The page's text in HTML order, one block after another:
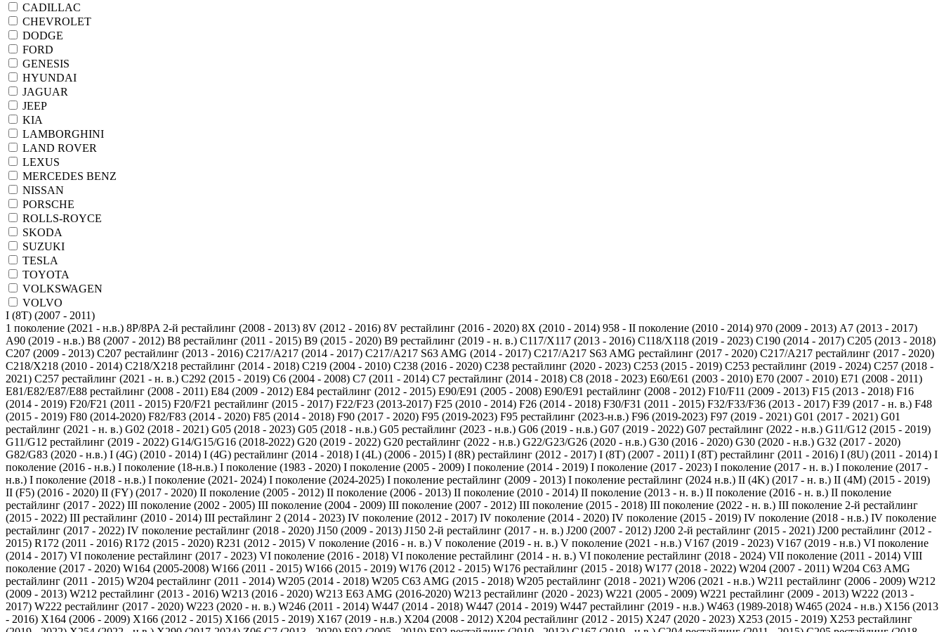
CADILLAC
CHEVROLET
DODGE
FORD
GENESIS
HYUNDAI
JAGUAR
JEEP
KIA
LAMBORGHINI
LAND ROVER
LEXUS
MERCEDES BENZ
NISSAN
PORSCHE
ROLLS-ROYCE
SKODA
SUZUKI
TESLA
TOYOTA
VOLKSWAGEN
VOLVO
1 поколение (2021 - н.в.) 8P/8PA 2-й рестайлинг (2008 - 2013) 8V (2012 - 2016) 8V рестайлинг (2016 - 2020) 8X (2010 - 2014) 958 - II поколение (2010 - 2014) 970 (2009 - 2013) A7 (2013 - 2017)
A90 (2019 - н.в.) B8 (2007 - 2012) B8 рестайлинг (2011 - 2015) B9 (2015 - 2020) B9 рестайлинг (2019 - н. в.) C117/X117 (2013 - 2016) C118/X118 (2019 - 2023) C190 (2014 - 2017) C205 (2013 - 2018)
C207 (2009 - 2013) C207 рестайлинг (2013 - 2016) C217/A217 (2014 - 2017) C217/A217 S63 AMG (2014 - 2017) C217/A217 S63 AMG рестайлинг (2017 - 2020) C217/A217 рестайлинг (2017 - 2020)
C218/X218 (2010 - 2014) C218/X218 рестайлинг (2014 - 2018) C219 (2004 - 2010) C238 (2016 - 2020) C238 рестайлинг (2020 - 2023) C253 (2015 - 2019) C253 рестайлинг (2019 - 2024) C257 (2018 -
2021) C257 рестайлинг (2021 - н. в.) C292 (2015 - 2019) C6 (2004 - 2008) C7 (2011 - 2014) C7 рестайлинг (2014 - 2018) C8 (2018 - 2023) E60/E61 (2003 - 2010) E70 (2007 - 2010) E71 (2008 - 2011)
E81/E82/E87/E88 рестайлинг (2008 - 2011) E84 (2009 - 2012) E84 рестайлинг (2012 - 2015) E90/E91 (2005 - 2008) E90/E91 рестайлинг (2008 - 2012) F10/F11 (2009 - 2013) F15 (2013 - 2018) F16
(2014 - 2019) F20/F21 (2011 - 2015) F20/F21 рестайлинг (2015 - 2017) F22/F23 (2013-2017) F25 (2010 - 2014) F26 (2014 - 2018) F30/F31 (2011 - 2015) F32/F33/F36 (2013 - 2017) F39 (2017 - н. в.) F48
(2015 - 2019) F80 (2014-2020) F82/F83 (2014 - 2020) F85 (2014 - 2018) F90 (2017 - 2020) F95 (2019-2023) F95 рестайлинг (2023-н.в.) F96 (2019-2023) F97 (2019 - 2021) G01 (2017 - 2021) G01
рестайлинг (2021 - н. в.) G02 (2018 - 2021) G05 (2018 - 2023) G05 (2018 - н.в.) G05 рестайлинг (2023 - н.в.) G06 (2019 - н.в.) G07 (2019 - 2022) G07 рестайлинг (2022 - н.в.) G11/G12 (2015 - 2019)
G11/G12 рестайлинг (2019 - 2022) G14/G15/G16 (2018-2022) G20 (2019 - 2022) G20 рестайлинг (2022 - н.в.) G22/G23/G26 (2020 - н.в.) G30 (2016 - 2020) G30 (2020 - н.в.) G32 (2017 - 2020)
G82/G83 (2020 - н.в.) I (4G) (2010 - 2014) I (4G) рестайлинг (2014 - 2018) I (4L) (2006 - 2015) I (8R) рестайлинг (2012 - 2017) I (8T) (2007 - 2011) I (8T) рестайлинг (2011 - 2016) I (8U) (2011 - 2014) I
поколение (2016 - н.в.) I поколение (18-н.в.) I поколение (1983 - 2020) I поколение (2005 - 2009) I поколение (2014 - 2019) I поколение (2017 - 2023) I поколение (2017 - н. в.) I поколение (2017 -
н.в.) I поколение (2018 - н.в.) I поколение (2021- 2024) I поколение (2024-2025) I поколение рестайлинг (2009 - 2013) I поколение рестайлинг (2024 н.в.) II (4K) (2017 - н. в.) II (4M) (2015 - 2019)
II (F5) (2016 - 2020) II (FY) (2017 - 2020) II поколение (2005 - 2012) II поколение (2006 - 2013) II поколение (2010 - 2014) II поколение (2013 - н. в.) II поколение (2016 - н. в.) II поколение
рестайлинг (2017 - 2022) III поколение (2002 - 2005) III поколение (2004 - 2009) III поколение (2007 - 2012) III поколение (2015 - 2018) III поколение (2022 - н. в.) III поколение 2-й рестайлинг
(2015 - 2022) III рестайлинг (2010 - 2014) III рестайлинг 2 (2014 - 2023) IV поколение (2012 - 2017) IV поколение (2014 - 2020) IV поколение (2015 - 2019) IV поколение (2018 - н.в.) IV поколение
рестайлинг (2017 - 2022) IV поколение рестайлинг (2018 - 2020) J150 (2009 - 2013) J150 2-й рестайлинг (2017 - н. в.) J200 (2007 - 2012) J200 2-й рестайлинг (2015 - 2021) J200 рестайлинг (2012 -
2015) R172 (2011 - 2016) R172 (2015 - 2020) R231 (2012 - 2015) V поколение (2016 - н. в.) V поколение (2019 - н. в.) V поколение (2021 - н.в.) V167 (2019 - 2023) V167 (2019 - н.в.) VI поколение
(2014 - 2017) VI поколение рестайлинг (2017 - 2023) VI поколение (2016 - 2018) VI поколение рестайлинг (2014 - н. в.) VI поколение рестайлинг (2018 - 2024) VII поколение (2011 - 2014) VIII
поколение (2017 - 2020) W164 (2005-2008) W166 (2011 - 2015) W166 (2015 - 2019) W176 (2012 - 2015) W176 рестайлинг (2015 - 2018) W177 (2018 - 2022) W204 (2007 - 2011) W204 C63 AMG
рестайлинг (2011 - 2015) W204 рестайлинг (2011 - 2014) W205 (2014 - 2018) W205 C63 AMG (2015 - 2018) W205 рестайлинг (2018 - 2021) W206 (2021 - н.в.) W211 рестайлинг (2006 - 2009) W212
(2009 - 2013) W212 рестайлинг (2013 - 2016) W213 (2016 - 2020) W213 E63 AMG (2016-2020) W213 рестайлинг (2020 - 2023) W221 (2005 - 2009) W221 рестайлинг (2009 - 2013) W222 (2013 -
2017) W222 рестайлинг (2017 - 2020) W223 (2020 - н. в.) W246 (2011 - 2014) W447 (2014 - 2018) W447 (2014 - 2019) W447 рестайлинг (2019 - н.в.) W463 (1989-2018) W465 (2024 - н.в.) X156 (2013
- 2016) X164 (2006 - 2009) X166 (2012 - 2015) X166 (2015 - 2019) X167 (2019 - н.в.) X204 (2008 - 2012) X204 рестайлинг (2012 - 2015) X247 (2020 - 2023) X253 (2015 - 2019) X253 рестайлинг